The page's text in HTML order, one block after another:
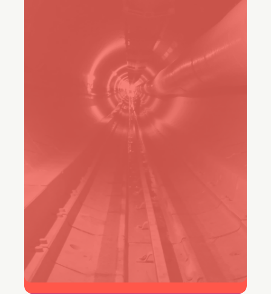
Freshservice is van cruciaal
Senior IT Business Services Manager, Customers
Stories Vermeer